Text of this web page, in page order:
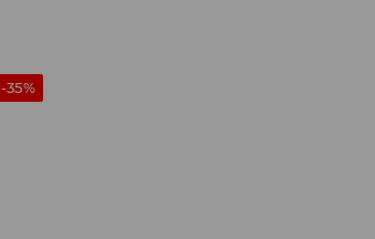
-35%